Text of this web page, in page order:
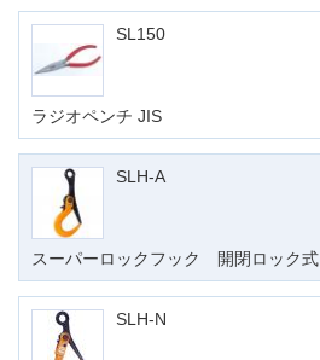
SL150
ラジオペンチ JIS
SLH-A
スーパーロックフック 開閉ロック式
SLH-N